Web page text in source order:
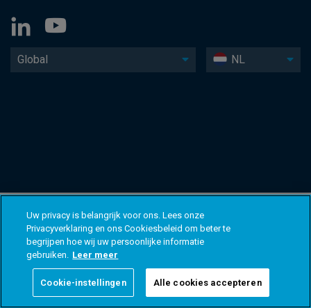
Global NL
Uw privacy is belangrijk voor ons. Lees onze
Privacyverklaring en ons Cookiesbeleid om beter te
begrijpen hoe wij uw persoonlijke informatie
gebruiken. Leer meer
Cookie-instellingen Alle cookies accepteren